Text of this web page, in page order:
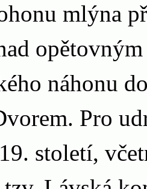
mlýna
náhonu
Pro
století,